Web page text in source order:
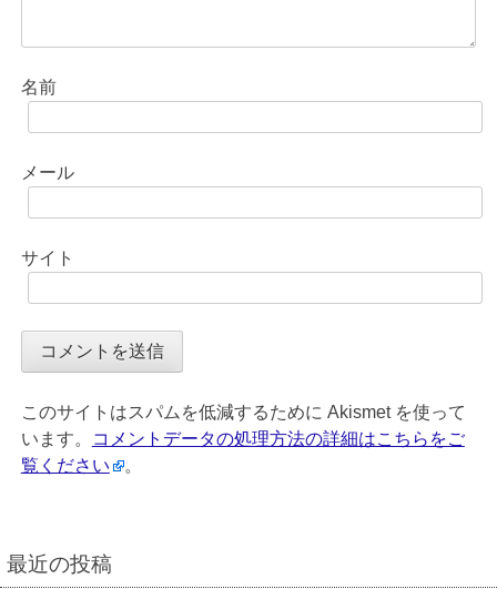
名前
メール
サイト
このサイトはスパムを低減するために Akismet を使って
います。
コメントデータの処理方法の詳細はこちらをご
覧ください
。
最近の投稿